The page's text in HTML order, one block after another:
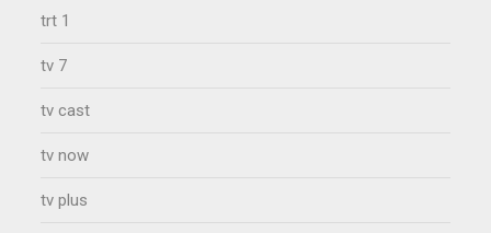
trt 1
tv 7
tv cast
tv now
tv plus